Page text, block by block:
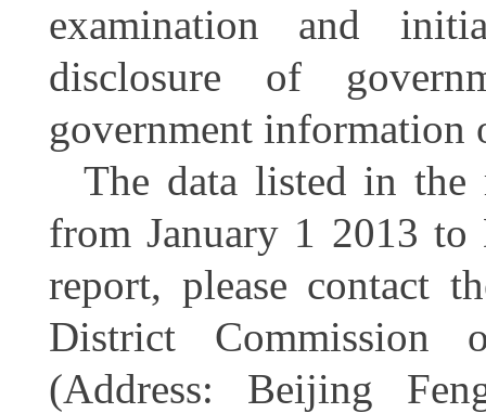
examination and
disclosure of
government information
The data listed in
from January 1 2013
report, please contact
District
(Address: Beijing